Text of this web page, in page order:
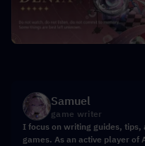
Samuel
game writer
I focus on writing guides,
games. As an active player of